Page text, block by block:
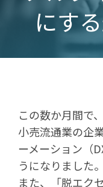
にす
この数か月間で
小売流通業の企
ーメーション（
うになりました。
また、「脱エク